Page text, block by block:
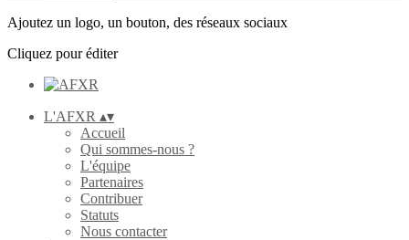
Ajoutez un logo, un bouton, des réseaux sociaux
Cliquez pour éditer
L'AFXR ▴▾
Accueil
Qui sommes-nous ?
L'équipe
Partenaires
Contribuer
Statuts
Nous contacter